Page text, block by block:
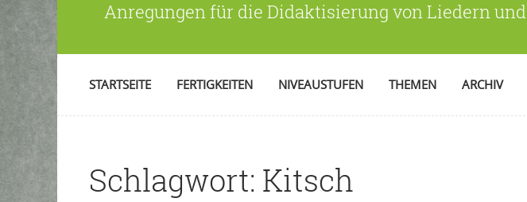
Anregungen für die Didaktisierung von Liedern
STARTSEITE FERTIGKEITEN NIVEAUSTUFEN THEMEN ARCHIV
Schlagwort: Kitsch